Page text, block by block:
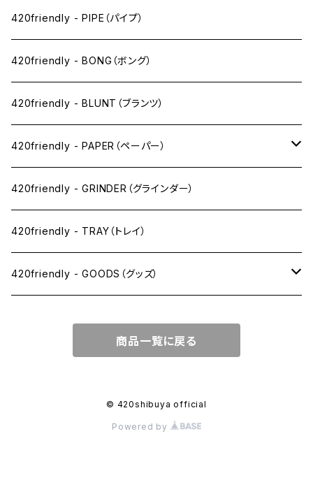
ペン下
ニコパフ系
ドライ系
ワックス系
420friendly - PIPE（パイプ）
420friendly - BONG（ボング）
420friendly - BLUNT（ブランツ）
420friendly - PAPER（ペーパー）
SW(シングルワイド）サイズ
1 1/4サイズ
キングサイズスリム
キングサイズワイド
420friendly - GRINDER（グラインダー）
420friendly - TRAY（トレイ）
420friendly - GOODS（グッズ）
JOINT（ジョイント系）
CLEANING（掃除・保管）
商品一覧に戻る
© 420shibuya official
Powered by